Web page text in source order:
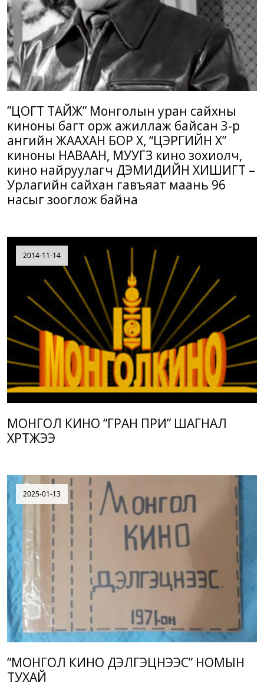
”ЦОГТ ТАЙЖ” Монголын уран сайхны
киноны багт орж ажиллаж байсан 3-р
ангийн ЖААХАН БОР ХҮҮ, “ЦЭРГИЙН ХҮҮ”
киноны НАВААН, МУУГЗ кино зохиолч,
кино найруулагч ДЭМИДИЙН ХИШИГТ –
Урлагийн сайхан гавъяат маань 96
насыг зооглож байна
2014-11-14
МОНГОЛ КИНО “ГРАН ПРИ” ШАГНАЛ
ХҮРТЖЭЭ
2025-01-13
“МОНГОЛ КИНО ДЭЛГЭЦНЭЭС” НОМЫН
ТУХАЙ